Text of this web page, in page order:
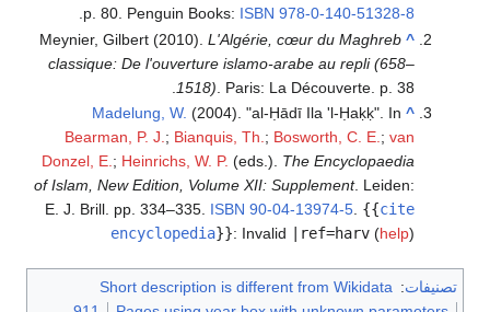
p. 80. Penguin Books: ISBN 978-0-140-51328-8
^
Meynier, Gilbert (2010).L'Algérie, cœur du Maghreb
classique: De l'ouverture islamo-arabe au repli (658–
1518) . Paris: La Découverte. p. 38.
^
Madelung, W. (2004). "al-Ḥādī Ila 'l-Ḥaḳḳ". In
Bearman, P. J. ; Bianquis, Th. ; Bosworth, C. E. ;van
Donzel, E. ; Heinrichs, W. P. (eds.). The Encyclopaedia
of Islam, New Edition, Volume XII: Supplement. Leiden:
E. J. Brill. pp. 334–335. ISBN 90-04-13974-5 {{cite
encyclopedia}}: Invalid |ref=harv (help)
تصنيفات:
Short description is different from Wikidata